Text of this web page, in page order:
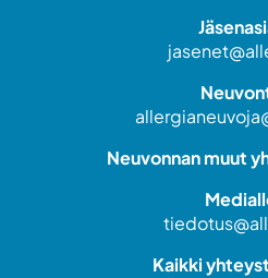
Neuvonnan muut
Kaikki